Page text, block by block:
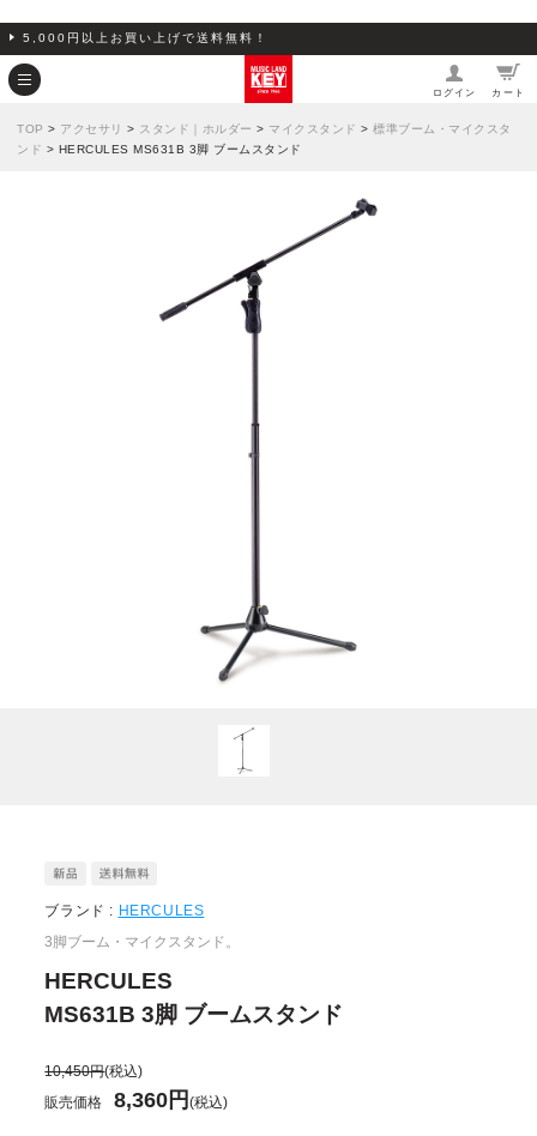
5,000円以上お買い上げで送料無料！
ログイン カート
TOP > アクセサリ > スタンド｜ホルダー > マイクスタンド > 標準ブーム・マイクスタ
ンド > HERCULES MS631B 3脚 ブームスタンド
ブランド : HERCULES
3脚ブーム・マイクスタンド。
HERCULES
MS631B 3脚 ブームスタンド
10,450円(税込)
販売価格
8,360円(税込)